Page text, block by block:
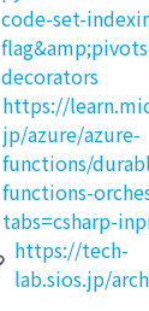
code-set-
decorators
https://
jp/azure/azure-
functions/
functions-
tabs=csharp-
https://tech-
lab.sios.jp/